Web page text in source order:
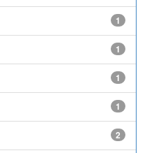
1
1
1
1
2